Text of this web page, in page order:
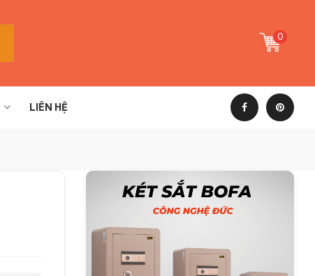
0
LIÊN HỆ